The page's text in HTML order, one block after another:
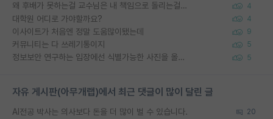
왜 후배가 못하는걸 교수님은 내 책임으로 돌리는걸까요? 4
대학원 어디로 가야할까요? 4
이사이트가 처음엔 정말 도움많이됐는데 9
커뮤니티는 다 쓰레기통이지 5
정보보안 연구하는 입장에선 식별가능한 사진을 올리는건 비추이긴함 5
자유 게시판(아무개랩)에서 최근 댓글이 많이 달린 글
AI전공 박사는 의사보다 돈을 더 많이 벌 수 있습니다. 20